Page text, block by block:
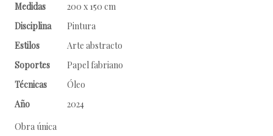
Medidas
200 x 150 cm
Disciplina
Pintura
Estilos
Arte abstracto
Soportes
Papel fabriano
Técnicas
Óleo
Año
2024
Obra única